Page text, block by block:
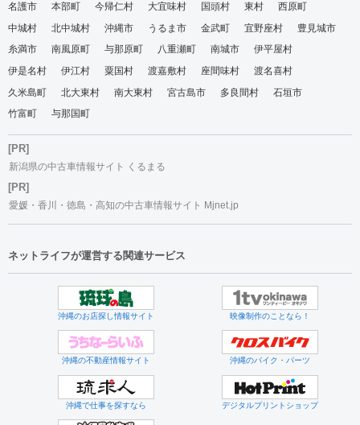
名護市
本部町 今帰仁村 大宜味村 国頭村 東村
西原町
中城村
北中城村 沖縄市 うるま市 金武町 宜野座村
豊見城市
糸満市
南風原町 与那原町 八重瀬町 南城市
伊平屋村
伊是名村
伊江村 粟国村 渡嘉敷村 座間味村
渡名喜村
久米島町
北大東村 南大東村 宮古島市 多良間村
石垣市
竹富町
与那国町
[PR]
新潟県の中古車情報サイト くるまる
[PR]
愛媛・香川・徳島・高知の中古車情報サイト Mjnet.jp
ネットライフが運営する関連サービス
沖縄のお店探し情報サイト 映像制作のことなら！
沖縄の不動産情報サイト 沖縄のバイク・パーツ
沖縄で仕事を探すなら デジタルプリントショップ